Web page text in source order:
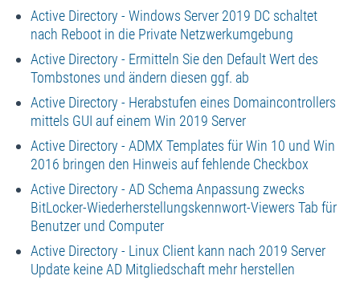
Active Directory - Windows Server 2019 DC schaltet
nach Reboot in die Private Netzwerkumgebung
Active Directory - Ermitteln Sie den Default Wert des
Tombstones und ändern diesen ggf. ab
Active Directory - Herabstufen eines Domaincontrollers
mittels GUI auf einem Win 2019 Server
Active Directory - ADMX Templates für Win 10 und Win
2016 bringen den Hinweis auf fehlende Checkbox
Active Directory - AD Schema Anpassung zwecks
BitLocker-Wiederherstellungskennwort-Viewers Tab für
Benutzer und Computer
Active Directory - Linux Client kann nach 2019 Server
Update keine AD Mitgliedschaft mehr herstellen